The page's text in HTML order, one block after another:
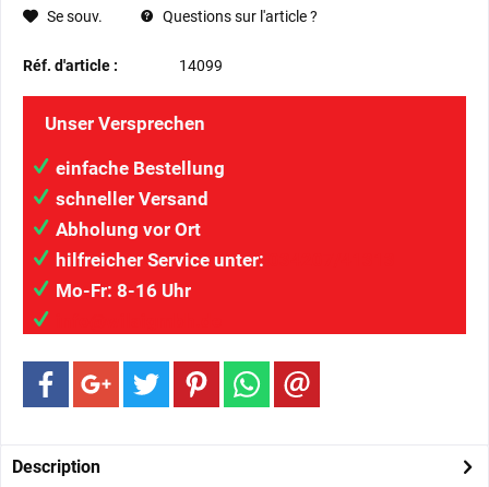
Se souv. Questions sur l'article ?
Réf. d'article : 14099
Unser Versprechen
einfache Bestellung
schneller Versand
Abholung vor Ort
hilfreicher Service unter:
Mo-Fr: 8-16 Uhr
Description